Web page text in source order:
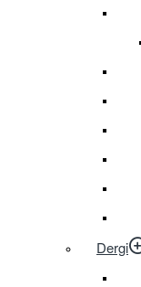
Dergi